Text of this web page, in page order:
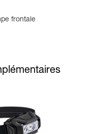
frontale